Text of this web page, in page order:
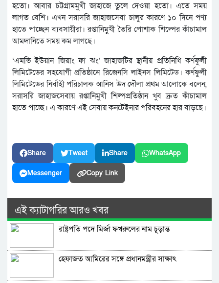
হতো। আবার চট্টগ্রামমুখী জাহাজে তুলে দেওয়া হতো। এতে সময়
লাগত বেশি। এখন সরাসরি জাহাজসেবা চালুর কারণে ১০ দিনে পণ্য
হাতে পাচ্ছেন ব্যবসায়ীরা। রপ্তানিমুখী তৈরি পোশাক শিল্পের কাঁচামাল
আমদানিতে সময় কম লাগছে।
‘এমভি ইউয়ান জিয়াং ফা ঝং’ জাহাজটির স্থানীয় প্রতিনিধি কর্ণফুলী
লিমিটেডের সহযোগী প্রতিষ্ঠানে রিজেনসি লাইনস লিমিটেড। কর্ণফুলী
লিমিটেডের নির্বাহী পরিচালক আনিস উদ দৌলা প্রথম আলোকে বলেন,
সরাসরি জাহাজসেবায় রপ্তানিমুখী শিল্পপ্রতিষ্ঠান খুব দ্রুত কাঁচামাল
হাতে পাচ্ছে। এ কারণে এই সেবায় কনটেইনার পরিবহনের হার বাড়ছে।
Share Tweet Share WhatsApp
Messenger Copy Link
এই ক্যাটাগরির আরও খবর
রাষ্ট্রপতি পদে মির্জা ফখরুলের নাম চূড়ান্ত
হেফাজত আমিরের সঙ্গে প্রধানমন্ত্রীর সাক্ষাৎ